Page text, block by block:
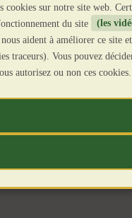
cookies sur notre site web.
du site
(les
aident à améliorer ce site
traceurs). Vous pouvez
autorisez ou non ces cookies.